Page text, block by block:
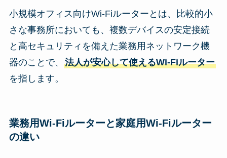
小規模オフィス向けWi-Fiルーターとは、比較的小
さな事務所においても、複数デバイスの安定接続
と高セキュリティを備えた業務用ネットワーク機
器のことで、 法人が安心して使えるWi-Fiルーター
を指します。
業務用Wi-Fiルーターと家庭用Wi-Fiルーター
の違い